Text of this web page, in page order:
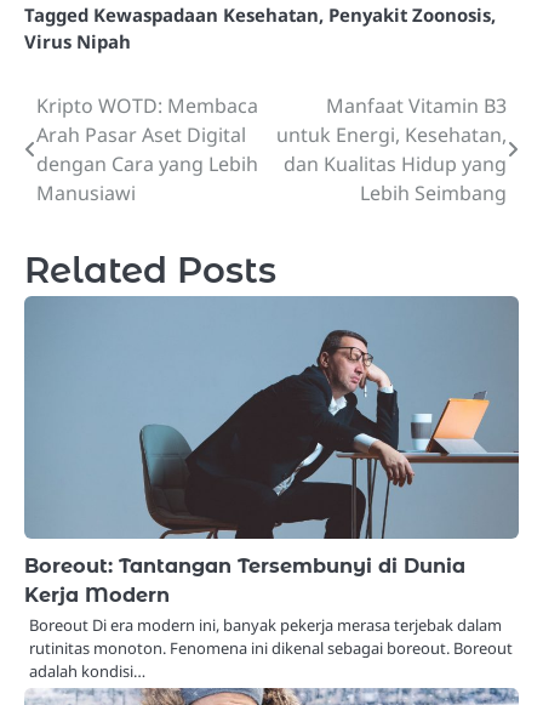
Tagged Kewaspadaan Kesehatan, Penyakit Zoonosis,
Virus Nipah
Post
navigation
Kripto WOTD: Membaca
Arah Pasar Aset Digital
dengan Cara yang Lebih
Manusiawi
Manfaat Vitamin B3
untuk Energi, Kesehatan,
dan Kualitas Hidup yang
Lebih Seimbang
Related Posts
Boreout: Tantangan Tersembunyi di Dunia
Kerja Modern
Boreout Di era modern ini, banyak pekerja merasa terjebak dalam
rutinitas monoton. Fenomena ini dikenal sebagai boreout. Boreout
adalah kondisi…